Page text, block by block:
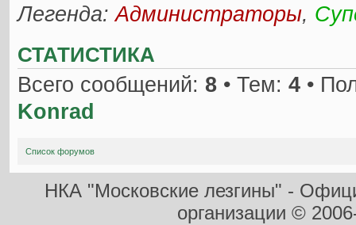
Легенда:Администраторы,
СТАТИСТИКА
Всего сообщений: 8 • Тем: 4 •
Konrad
Список форумов
НКА "Московские лезгины" -
организации ©